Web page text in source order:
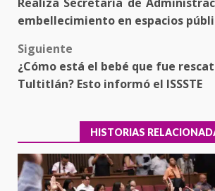
navigation
embellecimiento en espacios
Siguiente
¿Cómo está el bebé que fue
Tultitlán? Esto informó el ISSSTE
HISTORIAS